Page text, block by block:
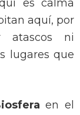
es calma
aquí, por
ni
lugares que
en el